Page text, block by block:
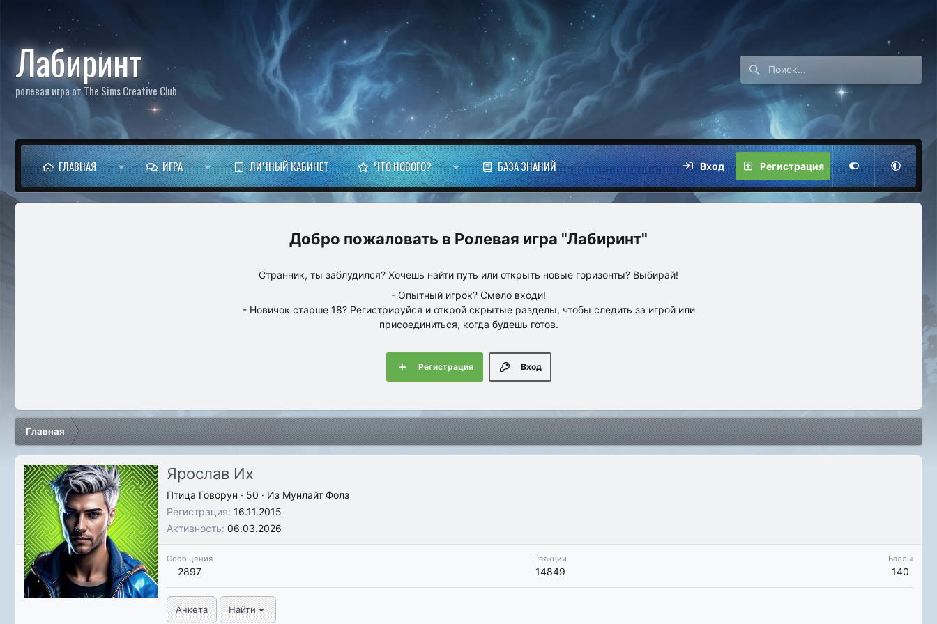
Лабиринт
ролевая игра от The Sims Creative Club
ГЛАВНАЯ ИГРА ЛИЧНЫЙ КАБИНЕТ ЧТО НОВОГО? БАЗА ЗНАНИЙ Вход Регистрация
Ролевая игра "Лабиринт"
Странник, ты заблудился? Хочешь найти путь или открыть новые горизонты? Выбирай!
- Опытный игрок? Смело входи!
- Новичок старше 18? Регистрируйся и открой скрытые разделы, чтобы следить за игрой или
присоединиться, когда будешь готов.
Вход
Регистрация
Главная
Ярослав Их
Птица Говорун · 50 · Из Мунлайт Фолз
Регистрация 16.11.2015
Активность 06.03.2026
Сообщения
2897
Реакции
14849
Баллы
140
Анкета Найти